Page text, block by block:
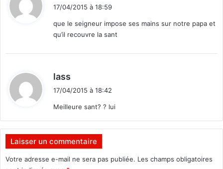
:
17/04/2015 à 18:59
que le seigneur impose ses mains sur notre papa et
qu’il recouvre la sant
lass
:
17/04/2015 à 18:42
Meilleure sant? ? lui
Laisser un commentaire
Votre adresse e-mail ne sera pas publiée. Les champs obligatoires